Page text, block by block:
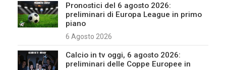
Pronostici del 6 agosto 2026:
preliminari di Europa League in primo
piano
6 Agosto 2026
Calcio in tv oggi, 6 agosto 2026:
preliminari delle Coppe Europee in